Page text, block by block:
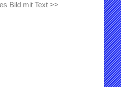
Bild mit Text >>